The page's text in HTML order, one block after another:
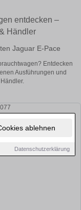
ablehnen
Datenschutzerklärung
entdecken –
Händler
Jaguar E-Pace
Entdecken
Ausführungen und